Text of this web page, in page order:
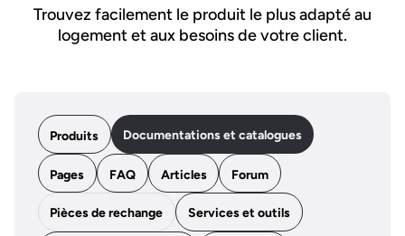
Trouvez facilement le produit le plus adapté au
logement et aux besoins de votre client.
Produits Documentations et catalogues
Pages FAQ Articles Forum
Pièces de rechange Services et outils